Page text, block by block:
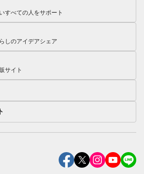
すべての人をサポート
しのアイデアシェア
サイト